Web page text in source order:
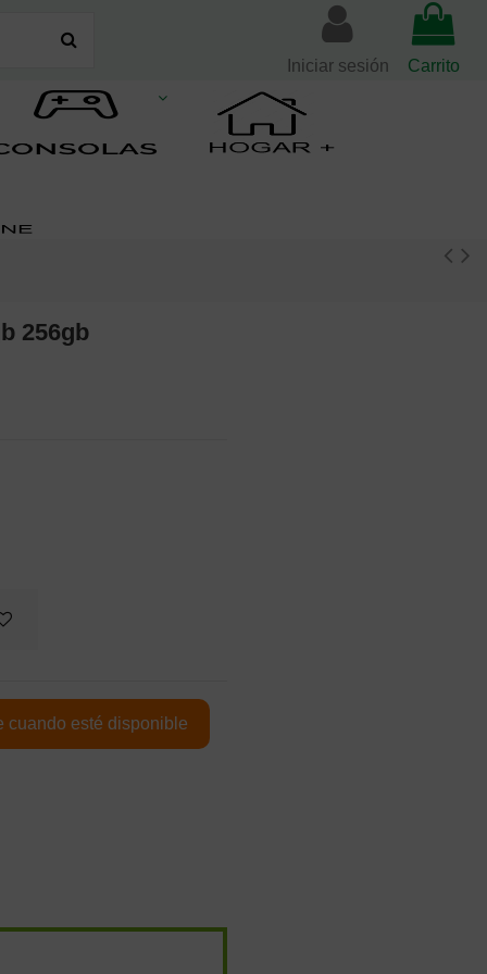
Iniciar sesión Carrito
256gb